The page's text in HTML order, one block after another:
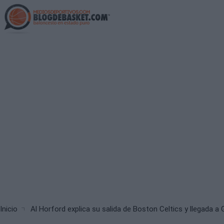
Skip
to
main
Breadcrumb
Inicio Al Horford explica su salida de Boston Celtics y llegada a